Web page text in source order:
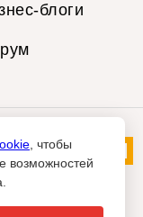
блоги
, чтобы
возможностей